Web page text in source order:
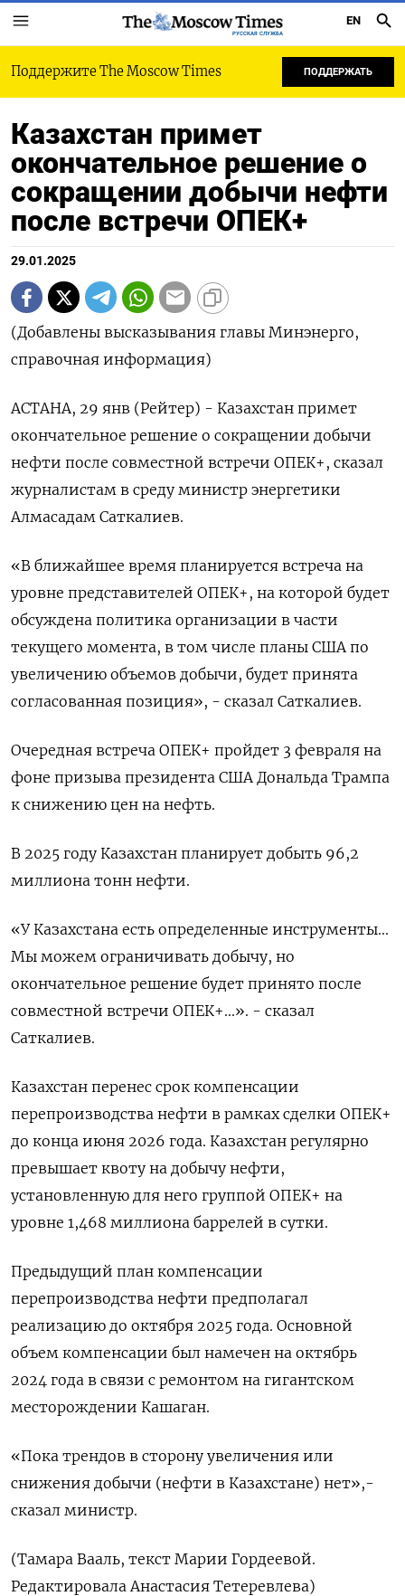
РУССКАЯ СЛУЖБА
EN
Поддержите The Moscow Times ПОДДЕРЖАТЬ
Казахстан примет
окончательное решение о
сокращении добычи нефти
после встречи ОПЕК+
29.01.2025
(Добавлены высказывания главы Минэнерго,
справочная информация)
АСТАНА, 29 янв (Рейтер) - Казахстан примет
окончательное решение о сокращении добычи
нефти после совместной встречи ОПЕК+, сказал
журналистам в среду министр энергетики
Алмасадам Саткалиев.
«В ближайшее время планируется встреча на
уровне представителей ОПЕК+, на которой будет
обсуждена политика организации в части
текущего момента, в том числе планы США по
увеличению объемов добычи, будет принята
согласованная позиция», - сказал Саткалиев.
Очередная встреча ОПЕК+ пройдет 3 февраля на
фоне призыва президента США Дональда Трампа
к снижению цен на нефть.
В 2025 году Казахстан планирует добыть 96,2
миллиона тонн нефти.
«У Казахстана есть определенные инструменты...
Мы можем ограничивать добычу, но
окончательное решение будет принято после
совместной встречи ОПЕК+...». - сказал
Саткалиев.
Казахстан перенес срок компенсации
перепроизводства нефти в рамках сделки ОПЕК+
до конца июня 2026 года. Казахстан регулярно
превышает квоту на добычу нефти,
установленную для него группой ОПЕК+ на
уровне 1,468 миллиона баррелей в сутки.
Предыдущий план компенсации
перепроизводства нефти предполагал
реализацию до октября 2025 года. Основной
объем компенсации был намечен на октябрь
2024 года в связи с ремонтом на гигантском
месторождении Кашаган.
«Пока трендов в сторону увеличения или
снижения добычи (нефти в Казахстане) нет»,-
сказал министр.
(Тамара Вааль, текст Марии Гордеевой.
Редактировала Анастасия Тетеревлева)